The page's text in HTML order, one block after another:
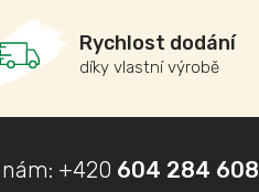
Rychlost dodání
díky vlastní výrobě
+420 604 284 608